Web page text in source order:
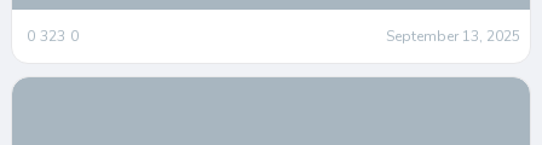
0 323 0 September 13, 2025